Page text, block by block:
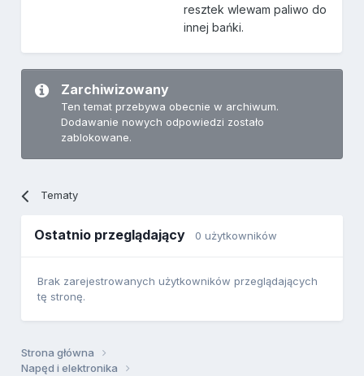
resztek wlewam paliwo do
innej bańki.
Zarchiwizowany
Ten temat przebywa obecnie w archiwum.
Dodawanie nowych odpowiedzi zostało
zablokowane.
Tematy
Ostatnio przeglądający 0 użytkowników
Brak zarejestrowanych użytkowników przeglądających
tę stronę.
Strona główna
Napęd i elektronika